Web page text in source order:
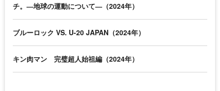
チ。―地球の運動について―（2024年）
ブルーロック VS. U-20 JAPAN（2024年）
キン肉マン 完璧超人始祖編（2024年）